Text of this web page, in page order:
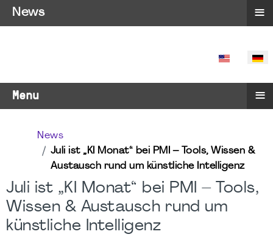
SPRACHE
Menu ≡
News
Juli ist „KI Monat“ bei PMI – Tools, Wissen &
Austausch rund um künstliche Intelligenz
Juli ist „KI Monat“ bei PMI – Tools,
Wissen & Austausch rund um
künstliche Intelligenz
News ≡